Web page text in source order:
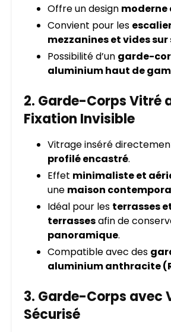
Offre un design moderne
Convient pour les
mezzanines et vides sur
Possibilité d’un garde-
aluminium haut de
2. Garde-Corps Vitré
Fixation Invisible
Vitrage inséré
profilé encastré.
Effet minimaliste et
une maison
Idéal pour les terrasses
terrassesafin de
panoramique.
Compatible avec des
aluminium anthracite
3. Garde-Corps avec
Sécurisé